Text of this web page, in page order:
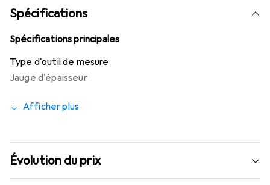
ajustements précis sont requis. Elles permettent une
manipulation facile et sont un outil indispensable pour les
professionnels qui attachent de l'importance à la précision
fonctionnelles, mais aussi durables, ce qui en fait un choix
fiable pour diverses applications techniques.
Spécifications
Spécifications principales
Type d'outil de mesure
Jauge d'épaisseur
Afficher plus
Évolution du prix